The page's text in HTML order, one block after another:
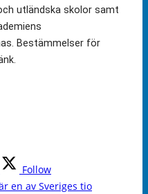
utländska skolor samt
Bestämmelser för
Follow
en av Sveriges tio